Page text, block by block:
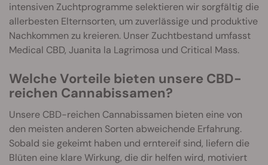
intensiven Zuchtprogramme selektieren wir sorgfältig die
allerbesten Elternsorten, um zuverlässige und produktive
Nachkommen zu kreieren. Unser Zuchtbestand umfasst
Medical CBD, Juanita la Lagrimosa und Critical Mass.
Welche Vorteile bieten unsere CBD-
reichen Cannabissamen?
Unsere CBD-reichen Cannabissamen bieten eine von
den meisten anderen Sorten abweichende Erfahrung.
Sobald sie gekeimt haben und erntereif sind, liefern die
Blüten eine klare Wirkung, die dir helfen wird, motiviert